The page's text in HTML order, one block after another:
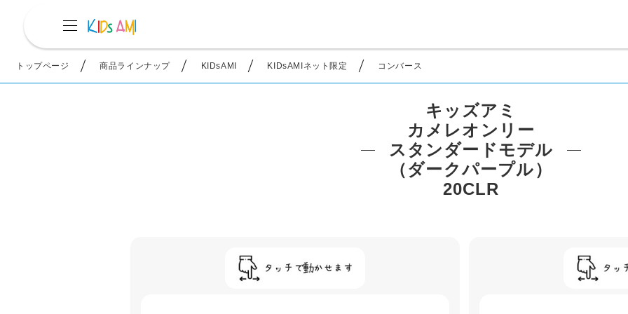
トップページ 商品ラインナップ KIDsAMI KIDsAMIネット限定 コンバース
キッズアミ
カメレオンリー
スタンダードモデル
（ダークパープル）
20CLR